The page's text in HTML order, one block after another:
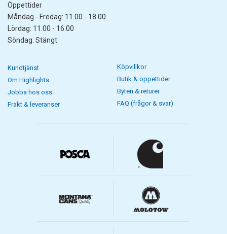
Öppettider
Måndag - Fredag: 11.00 - 18.00
Lördag: 11.00 - 16.00
Söndag: Stängt
Kundtjänst
Om Highlights
Jobba hos oss
Frakt & leveranser
Köpvillkor
Butik & öppettider
Byten & returer
FAQ (frågor & svar)